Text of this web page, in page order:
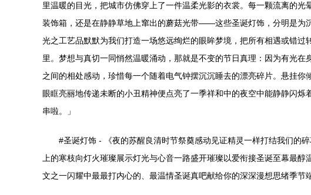
里温暖的目光，把城市仿佛穿上了一件温柔光影的衣裳。每一颗流离的
装饰箱，还是在静静草地上窜出的蘑菇光带——这些圣诞灯饰，分明是为
光之工艺品默默为我们打造一场悠远绚烂的眼眸梦境，把所有相遇或错
里。梦想与真切一同悄然温暖涌动，那就是不变的节日真理：因为有光
之间的相处感动，珍惜每一个随着电气钟摆沉沉睡去的漂亮碎片。悬挂
眼眶亮丽地传递未断的小丑精神便点亮了一季祥和中的夜空中能静静闪
串啦。」
#圣诞灯饰 - 《夜的苏醒良清时节祭奠感动见证精灵一样打结我们的
上的寒枝向灯火璀璨展示灯光与心音一路盛开璀璨以爱衔接圣诞至幕最
文之一闪耀中最最打内心的、最温情圣诞真吧献给你的深深漫想思绪季节